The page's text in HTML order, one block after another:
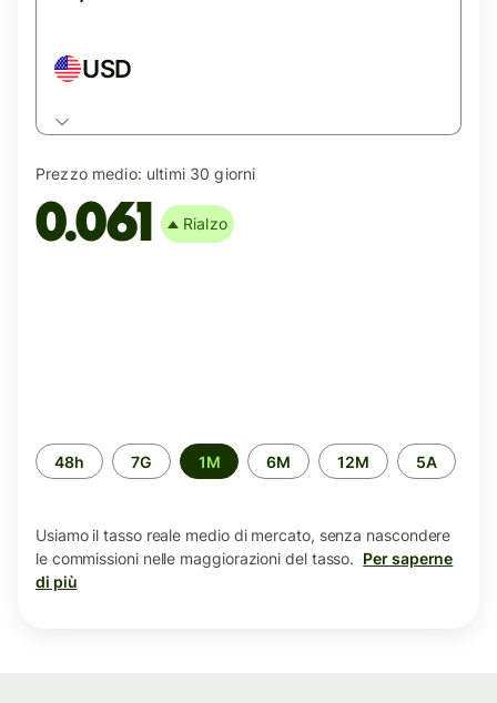
USD
Prezzo medio: ultimi 30 giorni
0.061 Rialzo
Periodo
di
48h 7G 1M 6M 12M 5A
Usiamo il tasso reale medio di mercato, senza nascondere
le commissioni nelle maggiorazioni del tasso. Per saperne
di più